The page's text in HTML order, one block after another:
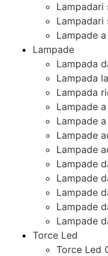
Lampadari
Lampadari
Lampade
Lampade
Lampada
Lampada
Lampada
Lampade
Lampade
Lampade
Lampade
Lampade
Lampade
Lampade
Lampade
Lampade
Torce Led
Torce Led